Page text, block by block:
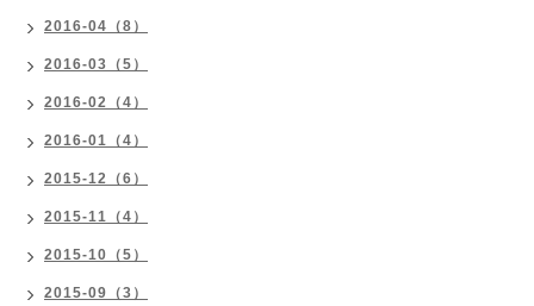
2016-04（8）
2016-03（5）
2016-02（4）
2016-01（4）
2015-12（6）
2015-11（4）
2015-10（5）
2015-09（3）